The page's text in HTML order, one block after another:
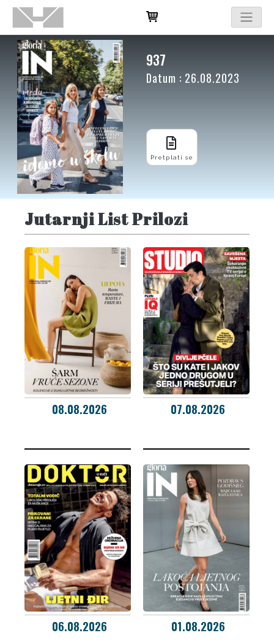
937
Datum : 26.08.2023
Pretplati se
Jutarnji List Prilozi
08.08.2026 07.08.2026
06.08.2026 01.08.2026